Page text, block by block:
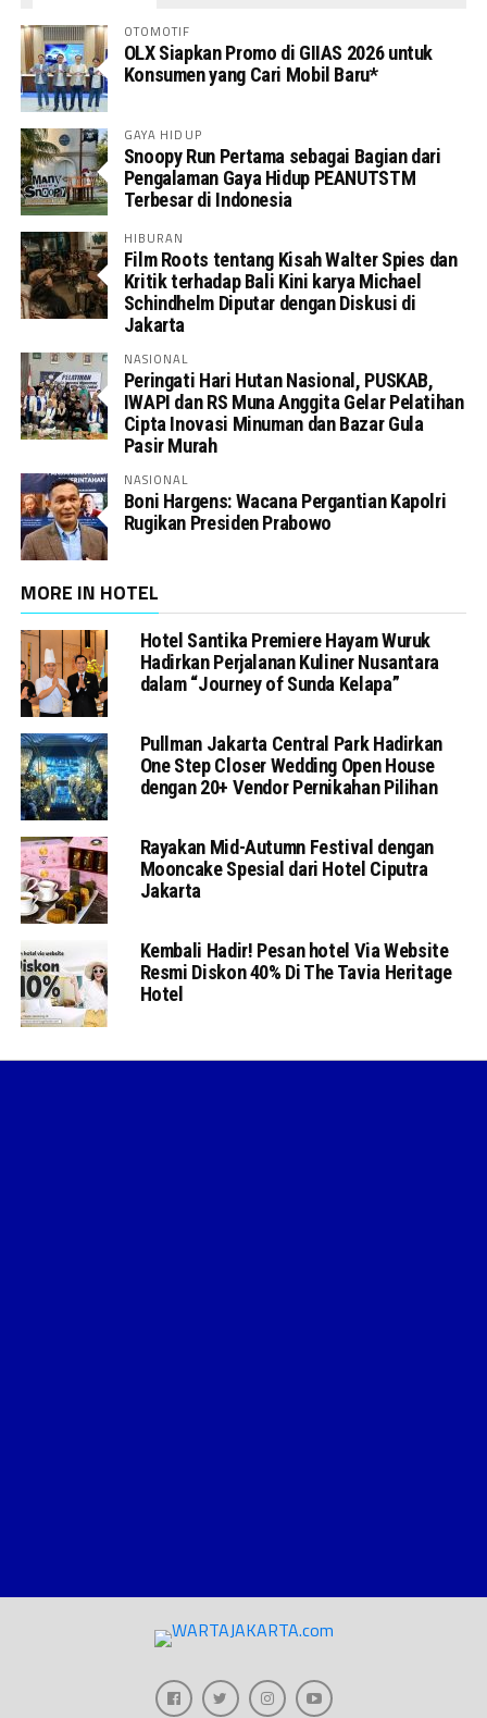
OTOMOTIF
OLX Siapkan Promo di GIIAS 2026 untuk
Konsumen yang Cari Mobil Baru*
GAYA HIDUP
Snoopy Run Pertama sebagai Bagian dari
Pengalaman Gaya Hidup PEANUTSTM
Terbesar di Indonesia
HIBURAN
Film Roots tentang Kisah Walter Spies dan
Kritik terhadap Bali Kini karya Michael
Schindhelm Diputar dengan Diskusi di
Jakarta
NASIONAL
Peringati Hari Hutan Nasional, PUSKAB,
IWAPI dan RS Muna Anggita Gelar Pelatihan
Cipta Inovasi Minuman dan Bazar Gula
Pasir Murah
NASIONAL
Boni Hargens: Wacana Pergantian Kapolri
Rugikan Presiden Prabowo
MORE IN HOTEL
Hotel Santika Premiere Hayam Wuruk
Hadirkan Perjalanan Kuliner Nusantara
dalam “Journey of Sunda Kelapa”
Pullman Jakarta Central Park Hadirkan
One Step Closer Wedding Open House
dengan 20+ Vendor Pernikahan Pilihan
Rayakan Mid-Autumn Festival dengan
Mooncake Spesial dari Hotel Ciputra
Jakarta
Kembali Hadir! Pesan hotel Via Website
Resmi Diskon 40% Di The Tavia Heritage
Hotel